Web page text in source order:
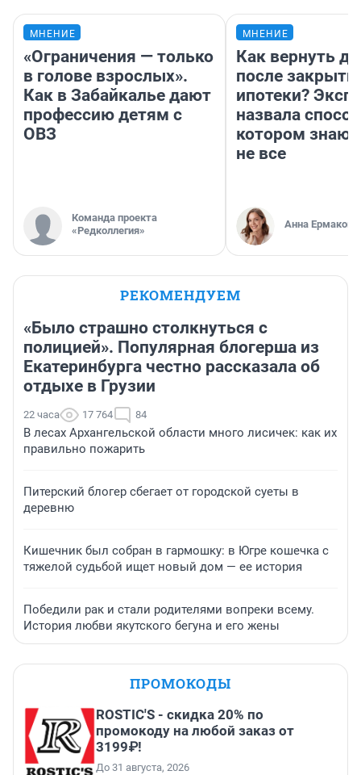
МНЕНИЕ
«Ограничения — только
в голове взрослых».
Как в Забайкалье дают
профессию детям с
ОВЗ
Команда проекта
«Редколлегия»
МНЕНИЕ
Как вернуть
после
ипотеки?
назвала
котором
не все
Анна Ермакова
РЕКОМЕНДУЕМ
«Было страшно столкнуться с
полицией». Популярная блогерша из
Екатеринбурга честно рассказала об
отдыхе в Грузии
22 часа 17 764 84
В лесах Архангельской области много лисичек: как их
правильно пожарить
Питерский блогер сбегает от городской суеты в
деревню
Кишечник был собран в гармошку: в Югре кошечка с
тяжелой судьбой ищет новый дом — ее история
Победили рак и стали родителями вопреки всему.
История любви якутского бегуна и его жены
ПРОМОКОДЫ
ROSTIC'S - скидка 20% по
промокоду на любой заказ от
3199₽!
До 31 августа, 2026